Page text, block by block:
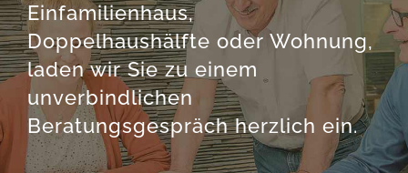
Einfamilienhaus,
Doppelhaushälfte oder Wohnung,
laden wir Sie zu einem
unverbindlichen
Beratungsgespräch herzlich ein.